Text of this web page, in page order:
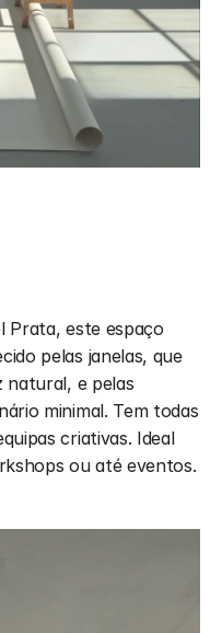
Prata, este espaço
pelas janelas, que
natural, e pelas
minimal. Tem todas
criativas. Ideal
ou até eventos.